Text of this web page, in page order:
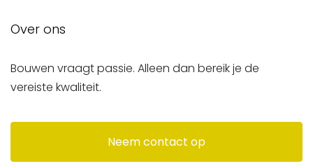
Over ons
Bouwen vraagt passie. Alleen dan bereik je de
vereiste kwaliteit.
Neem contact op